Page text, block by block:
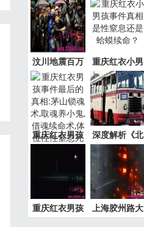
新加坡
事件盘
汶川地震百万
“阴兵
重庆红衣小男
孩事件
重庆红衣男孩
深度解析《北
京公交
重庆红衣男孩
上海胶州路大